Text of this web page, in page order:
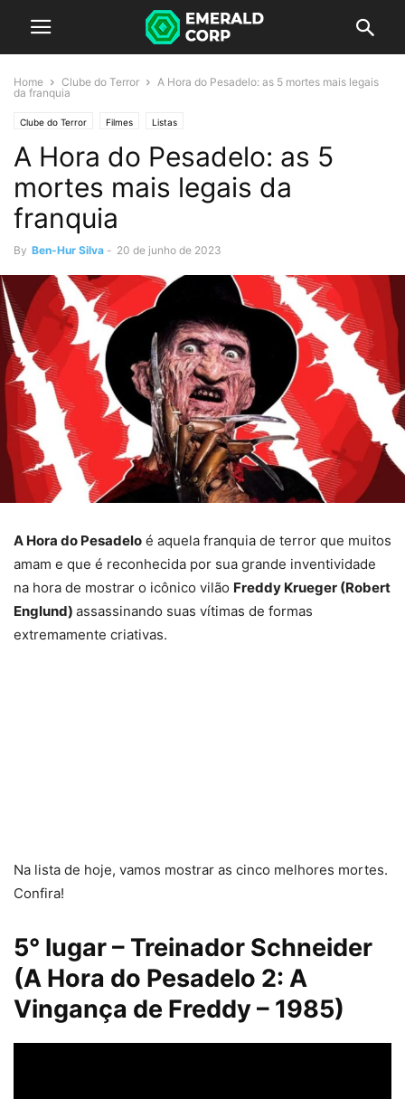
Home Clube do Terror
A Hora do Pesadelo: as 5 mortes mais legais
da franquia
Clube do Terror Filmes Listas
A Hora do Pesadelo: as 5
mortes mais legais da
franquia
By Ben-Hur Silva - 20 de junho de 2023
A Hora do Pesadelo é aquela franquia de terror que muitos
amam e que é reconhecida por sua grande inventividade
na hora de mostrar o icônico vilão Freddy Krueger (Robert
Englund) assassinando suas vítimas de formas
extremamente criativas.
Na lista de hoje, vamos mostrar as cinco melhores mortes.
Confira!
5° lugar – Treinador Schneider
(A Hora do Pesadelo 2: A
Vingança de Freddy – 1985)